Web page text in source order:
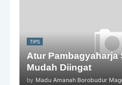
TIPS
Atur Pambagyaharja
Mudah Diingat
by Madu Amanah Borobudur